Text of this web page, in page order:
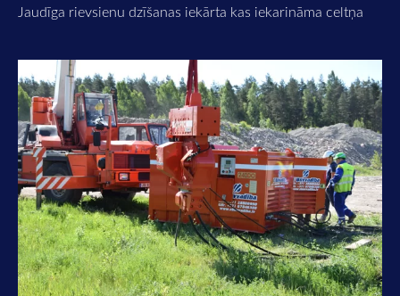
Jaudīga rievsienu dzīšanas iekārta kas iekarināma celtņa